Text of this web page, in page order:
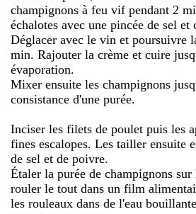
champignons à feu vif pendant 2
échalotes avec une pincée de sel
Déglacer avec le vin et poursuivre
min. Rajouter la crème et cuire
évaporation.
Mixer ensuite les champignons
consistance d'une purée.
Inciser les filets de poulet puis les
fines escalopes. Les tailler ensuite
de sel et de poivre.
Étaler la purée de champignons sur
rouler le tout dans un film
les rouleaux dans de l'eau